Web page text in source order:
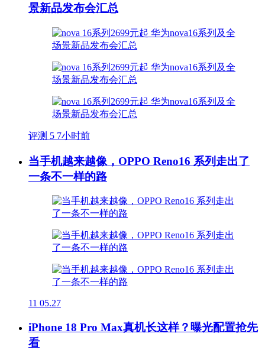
景新品发布会汇总
评测 5 7小时前
当手机越来越像，OPPO Reno16 系列走出了
一条不一样的路
11 05.27
iPhone 18 Pro Max真机长这样？曝光配置抢先
看